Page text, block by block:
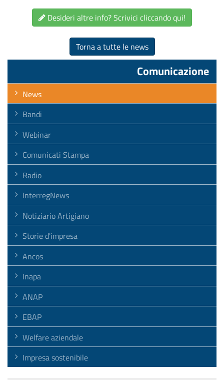
Desideri altre info? Scrivici cliccando qui!
Torna a tutte le news
Comunicazione
News
Bandi
Webinar
Comunicati Stampa
Radio
InterregNews
Notiziario Artigiano
Storie d'impresa
Ancos
Inapa
ANAP
EBAP
Welfare aziendale
Impresa sostenibile